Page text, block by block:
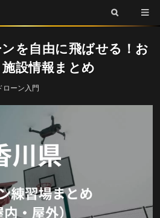
ンを自由に飛ばせる！お
設情報まとめ
ローン入門